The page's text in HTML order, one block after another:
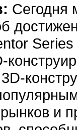
Сегодня
Series
3D-
и